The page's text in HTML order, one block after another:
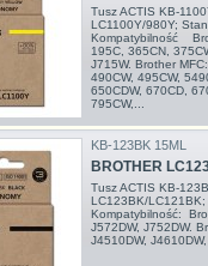
Tusz ACTIS KB-
LC1100Y/980Y;
Kompatybilność
195C, 365CN,
J715W. Brother
490CW, 495CW,
650CDW, 670CD,
795CW,...
KB-123BK 15ML
BROTHER
Tusz ACTIS KB-
LC123BK/
Kompatybilność:
J572DW, J752DW.
J4510DW,